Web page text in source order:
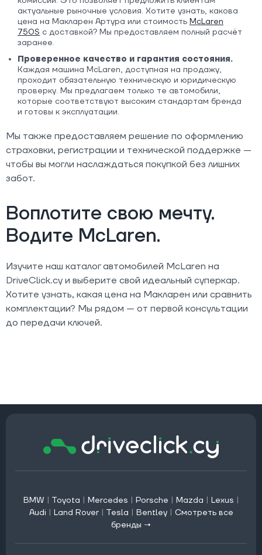
актуальные рыночные условия. Хотите узнать, какова
цена на Макларен Артура или стоимость McLaren
750S с доставкой? Мы предоставляем полный расчёт
заранее.
Проверенное качество и гарантия состояния.
Каждая машина McLaren, доступная на продажу,
проходит обязательную техническую и юридическую
проверку. Мы предлагаем только те автомобили,
которые соответствуют высоким стандартам бренда
и готовы к эксплуатации.
Мы также предоставляем решение по оформлению
страховки, регистрации и технической поддержке —
чтобы вы могли наслаждаться покупкой без лишних
забот.
Воплотите свою мечту.
Водите McLaren.
Изучите наш каталог автомобилей McLaren на
DriveClick.cy и выберите свой идеальный суперкар.
Хотите узнать, какая цена на Макларен или сравнить
комплектации? Мы рядом — от первой консультации
до передачи ключей.
BMW | Toyota | Mercedes | Porsche | Mazda | Lexus |
Audi | Land Rover | Tesla | Bentley | Смотреть все
бренды →